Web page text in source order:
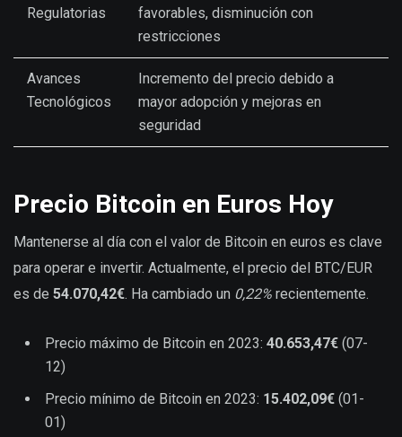
Regulatorias
favorables, disminución con
restricciones
Avances
Tecnológicos
Incremento del precio debido a
mayor adopción y mejoras en
seguridad
Precio Bitcoin en Euros Hoy
Mantenerse al día con el valor de Bitcoin en euros es clave
para operar e invertir. Actualmente, el precio del BTC/EUR
es de 54.070,42€. Ha cambiado un 0,22% recientemente.
Precio máximo de Bitcoin en 2023: 40.653,47€ (07-
12)
Precio mínimo de Bitcoin en 2023: 15.402,09€ (01-
01)